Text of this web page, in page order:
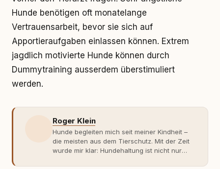
Hunde benötigen oft monatelange
Vertrauensarbeit, bevor sie sich auf
Apportieraufgaben einlassen können. Extrem
jagdlich motivierte Hunde können durch
Dummytraining ausserdem überstimuliert
werden.
Roger Klein
Hunde begleiten mich seit meiner Kindheit –
die meisten aus dem Tierschutz. Mit der Zeit
wurde mir klar: Hundehaltung ist nicht nur